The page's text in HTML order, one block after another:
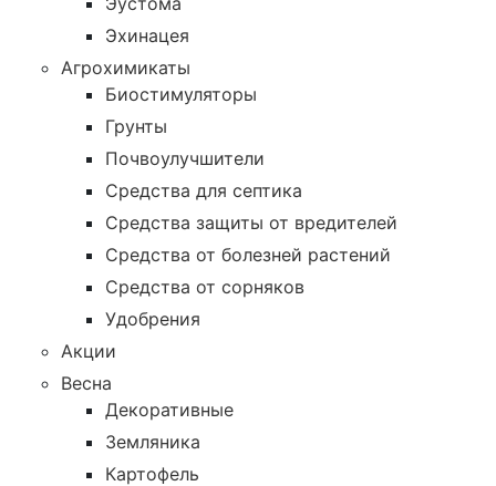
Эхинацея
Агрохимикаты
Биостимуляторы
Грунты
Почвоулучшители
Средства для септика
Средства защиты от вредителей
Средства от болезней растений
Средства от сорняков
Удобрения
Акции
Весна
Декоративные
Земляника
Картофель